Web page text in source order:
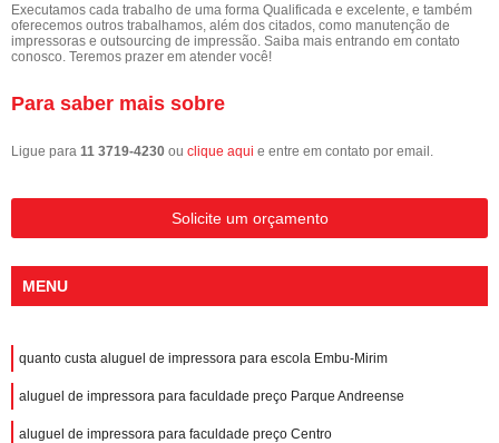
Executamos cada trabalho de uma forma Qualificada e excelente, e também
oferecemos outros trabalhamos, além dos citados, como manutenção de
impressoras e outsourcing de impressão. Saiba mais entrando em contato
conosco. Teremos prazer em atender você!
Para saber mais sobre
Ligue para 11 3719-4230 ou clique aqui e entre em contato por email.
Solicite um orçamento
MENU
quanto custa aluguel de impressora para escola Embu-Mirim
aluguel de impressora para faculdade preço Parque Andreense
aluguel de impressora para faculdade preço Centro